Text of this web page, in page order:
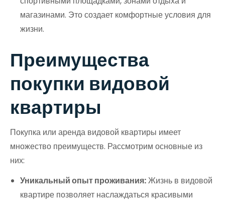
магазинами. Это создает комфортные условия для
жизни.
Преимущества
покупки видовой
квартиры
Покупка или аренда видовой квартиры имеет
множество преимуществ. Рассмотрим основные из
них:
Уникальный опыт проживания:Жизнь в видовой
квартире позволяет наслаждаться красивыми